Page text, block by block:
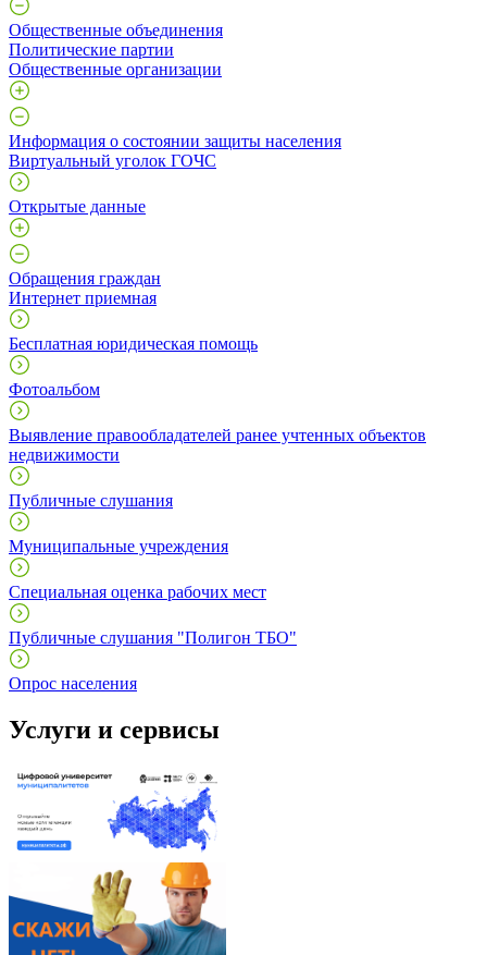
Общественные объединения
Политические партии
Общественные организации
Информация о состоянии защиты населения
Виртуальный уголок ГОЧС
Открытые данные
Обращения граждан
Интернет приемная
Бесплатная юридическая помощь
Фотоальбом
Выявление правообладателей ранее учтенных объектов
недвижимости
Публичные слушания
Муниципальные учреждения
Специальная оценка рабочих мест
Публичные слушания "Полигон ТБО"
Опрос населения
Услуги и сервисы